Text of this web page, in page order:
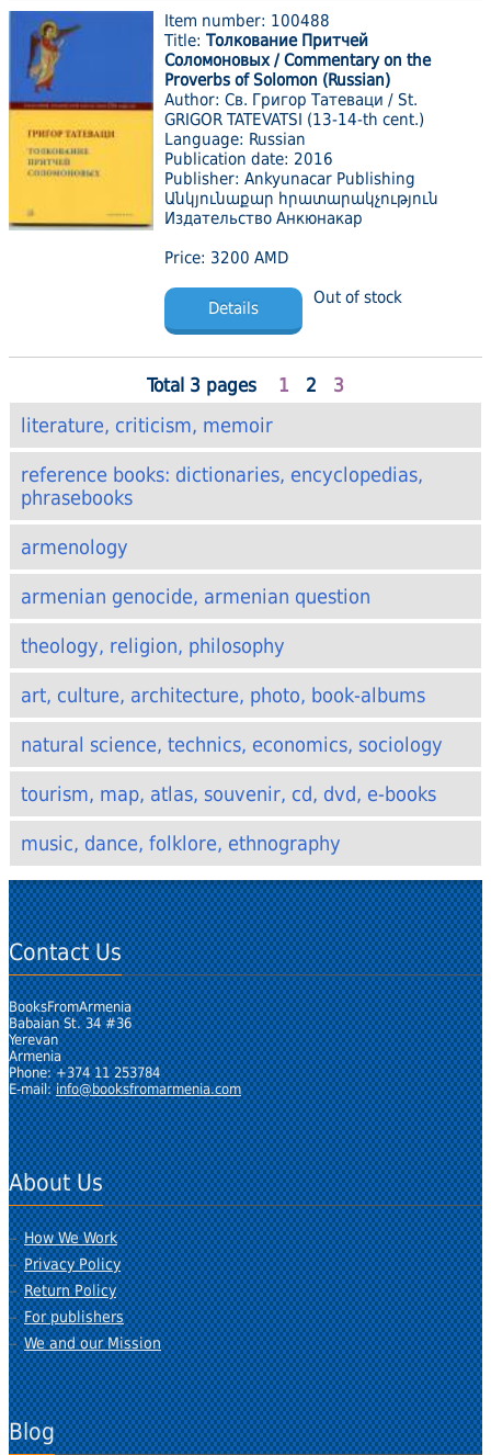
Item number: 100488
Title: Толкование Притчей
Соломоновых / Commentary on the
Proverbs of Solomon (Russian)
Author: Св. Григор Татеваци / St.
GRIGOR TATEVATSI (13-14-th cent.)
Language: Russian
Publication date: 2016
Publisher: Ankyunacar Publishing
Անկյունաքար հրատարակչություն
Издательство Анкюнакар
Price: 3200 AMD
Out of stock
Details
Total 3 pages 1 2 3
literature, criticism, memoir
reference books: dictionaries, encyclopedias,
phrasebooks
armenology
armenian genocide, armenian question
theology, religion, philosophy
art, culture, architecture, photo, book-albums
natural science, technics, economics, sociology
tourism, map, atlas, souvenir, cd, dvd, e-books
music, dance, folklore, ethnography
Contact Us
BooksFromArmenia
Babaian St. 34 #36
Yerevan
Armenia
Phone: +374 11 253784
E-mail:info@booksfromarmenia.com
About Us
How We Work
Privacy Policy
Return Policy
For publishers
We and our Mission
Blog